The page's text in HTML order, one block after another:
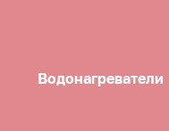
Водонагреватели